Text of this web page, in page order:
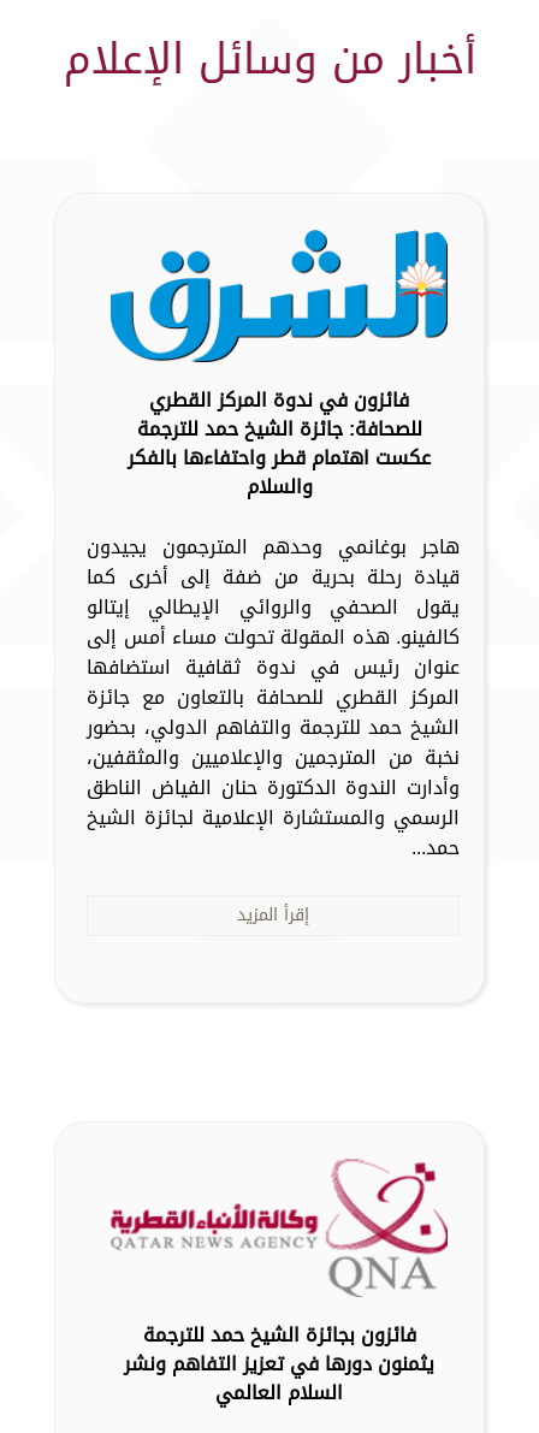
أخبار من وسائل الإعلام
فائزون في ندوة المركز القطري
للصحافة: جائزة الشيخ حمد للترجمة
عكست اهتمام قطر واحتفاءها بالفكر
والسلام
هاجر بوغانمي وحدهم المترجمون يجيدون
قيادة رحلة بحرية من ضفة إلى أخرى كما
يقول الصحفي والروائي الإيطالي إيتالو
كالفينو. هذه المقولة تحولت مساء أمس إلى
عنوان رئيس في ندوة ثقافية استضافها
المركز القطري للصحافة بالتعاون مع جائزة
الشيخ حمد للترجمة والتفاهم الدولي، بحضور
نخبة من المترجمين والإعلاميين والمثقفين،
وأدارت الندوة الدكتورة حنان الفياض الناطق
الرسمي والمستشارة الإعلامية لجائزة الشيخ
حمد...
إقرأ المزيد
فائزون بجائزة الشيخ حمد للترجمة
يثمنون دورها في تعزيز التفاهم ونشر
السلام العالمي